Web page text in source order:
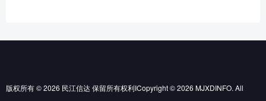
版权所有 © 2026 民江信达 保留所有权利ICopyright © 2026 MJXDINFO. All